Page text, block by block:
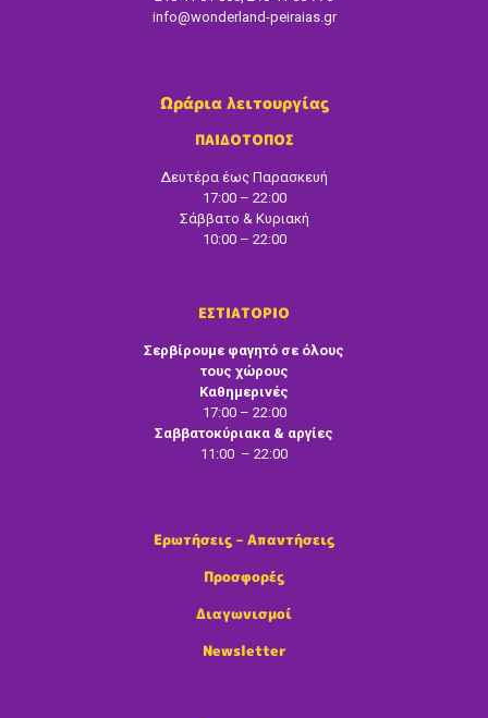
info@wonderland-peiraias.gr
Ωράρια λειτουργίας
ΠΑΙΔΟΤΟΠΟΣ
Δευτέρα έως Παρασκευή
17:00 – 22:00
Σάββατο & Κυριακή
10:00 – 22:00
ΕΣΤΙΑΤΟΡΙΟ
Σερβίρουμε φαγητό σε όλους
τους χώρους
Καθημερινές
17:00 – 22:00
Σαββατοκύριακα & αργίες
11:00 – 22:00
Ερωτήσεις – Απαντήσεις
Προσφορές
Διαγωνισμοί
Newsletter